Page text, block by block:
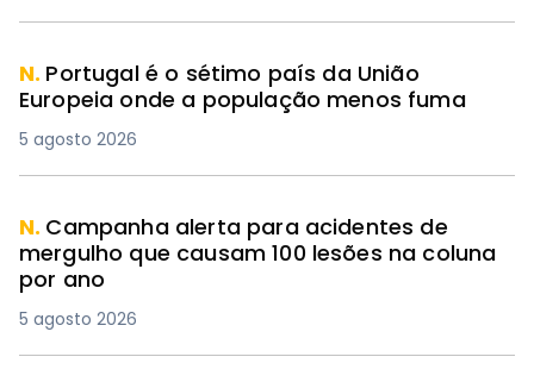
N. Portugal é o sétimo país da União
Europeia onde a população menos fuma
5 agosto 2026
N. Campanha alerta para acidentes de
mergulho que causam 100 lesões na coluna
por ano
5 agosto 2026